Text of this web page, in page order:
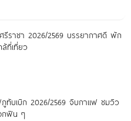
รีราชา 2026/2569 บรรยากาศดี พัก
ที่เที่ยว
ภูทับเบิก 2026/2569 จิบกาแฟ ชมวิว
กฟิน ๆ